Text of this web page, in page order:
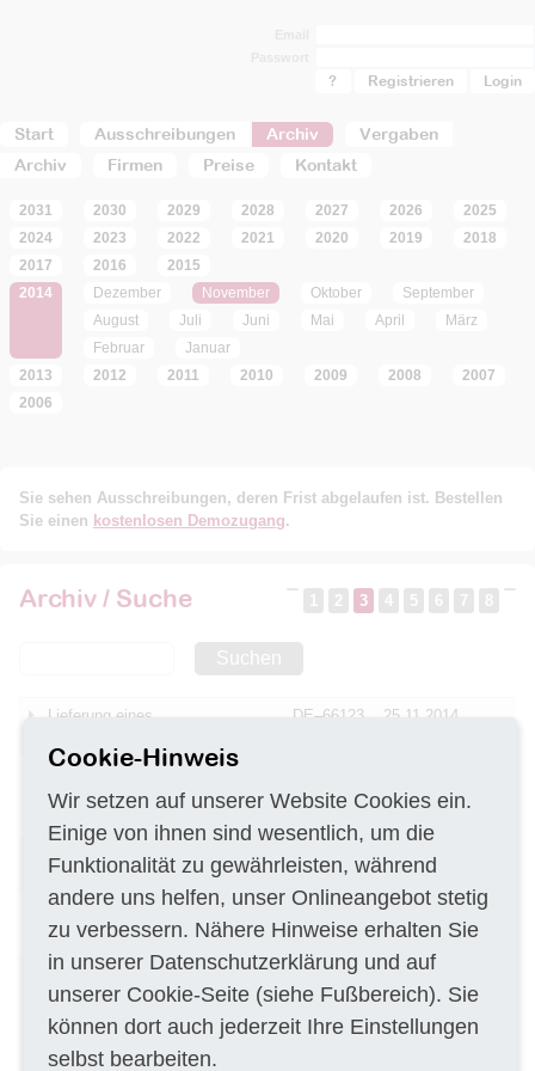
Start Ausschreibungen Archiv
Vergaben
Archiv
Firmen Preise Kontakt
? Registrieren
2031 2030 2029 2028 2027 2026
2025
2024
2023 2022 2021 2020 2019
2018
2017
2016
2015
2014
Dezember November Oktober
September
August
Juli Juni Mai April
März
Februar
Januar
2013
2012 2011 2010 2009 2008
2007
2006
Sie sehen Ausschreibungen, deren Frist abgelaufen ist. Bestellen
Sie einen kostenlosen Demozugang.
Archiv / Suche 1 2 3 4 5 6 7 8
Suchen
Lieferung eines
DE–66123 25.11.2014
der Nutzung biologischer Vielfalt
Erstellen eines
Grundwasserkatasters
DE–45894 24.11.2014
Messstellenausbau
24.11.2014
Lieferung von
Vermessungstechnischen,
hydrografischen,
ozeanografischen und
hydrologischen Instrumenten
DE–52134 24.11.2014
Cookie-Hinweis
Wir setzen auf unserer Website Cookies ein.
Einige von ihnen sind wesentlich, um die
Funktionalität zu gewährleisten, während
andere uns helfen, unser Onlineangebot stetig
zu verbessern. Nähere Hinweise erhalten Sie
in unserer Datenschutzerklärung und auf
unserer Cookie-Seite (siehe Fußbereich). Sie
können dort auch jederzeit Ihre Einstellungen
selbst bearbeiten.